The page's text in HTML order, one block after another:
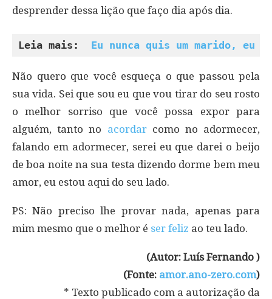
desprender dessa lição que faço dia após dia.
Leia mais: Eu nunca quis um marido, eu
Não quero que você esqueça o que passou pela
sua vida. Sei que sou eu que vou tirar do seu rosto
o melhor sorriso que você possa expor para
alguém, tanto no acordarcomo no adormecer,
falando em adormecer, serei eu que darei o beijo
de boa noite na sua testa dizendo dorme bem meu
amor, eu estou aqui do seu lado.
PS: Não preciso lhe provar nada, apenas para
mim mesmo que o melhor é ser feliz ao teu lado.
(Autor: Luís Fernando )
(Fonte: amor.ano-zero.com)
* Texto publicado com a autorização da